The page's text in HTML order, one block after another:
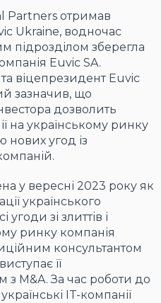
Partners отримав
Ukraine, водночас
підрозділом зберегла
Euvic SA.
віцепрезидент Euvic
зазначив, що
дозволить
на українському ринку
нових угод із
у вересні 2023 року як
українського
угоди зі злиттів і
ринку компанія
консультантом
її
M&A. За час роботи до
IT-компанії